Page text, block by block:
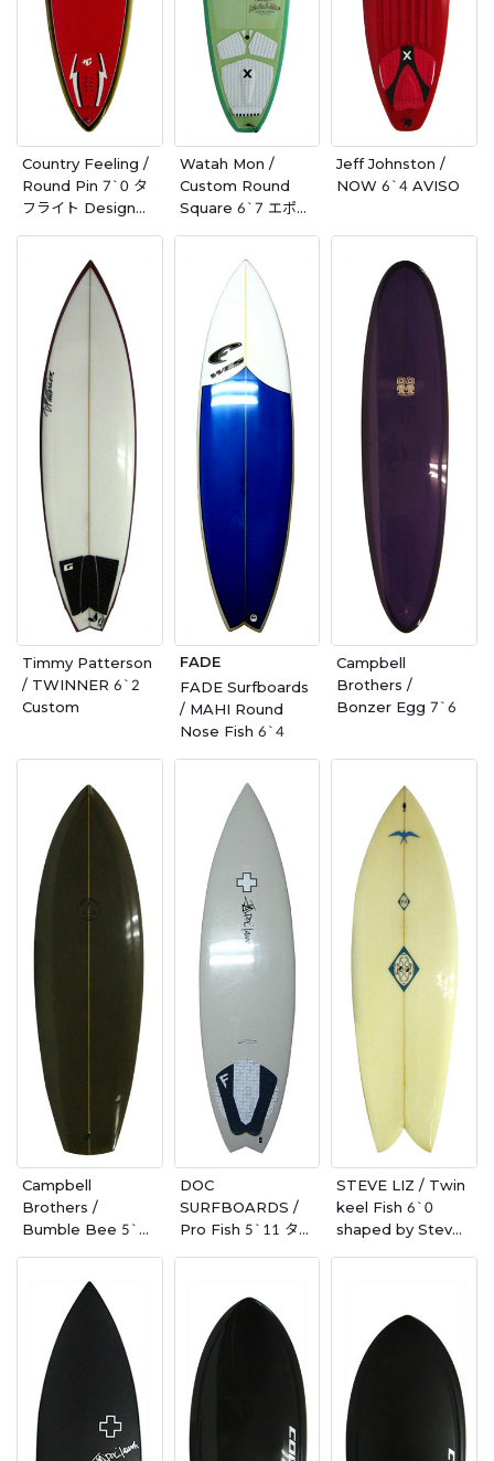
Country Feeling /
Round Pin 7`0 タ
フライト Design
Watah Mon /
Custom Round
Square 6`7 エポキ
Jeff Johnston /
NOW 6`4 AVISO
Timmy Patterson
/ TWINNER 6`2
Custom
FADE
FADE Surfboards
/ MAHI Round
Nose Fish 6`4
Campbell
Brothers /
Bonzer Egg 7`6
Campbell
Brothers /
Bumble Bee 5`10
DOC
SURFBOARDS /
Pro Fish 5`11 タフ
STEVE LIZ / Twin
keel Fish 6`0
shaped by Steve